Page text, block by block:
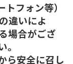
フォン等）
違いによ
場合がござ
ら安全に召し